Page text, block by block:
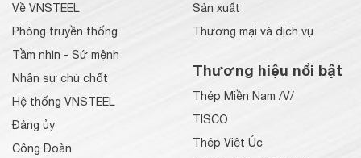
Về VNSTEEL
Phòng truyền thống
Tầm nhìn - Sứ mệnh
Nhân sự chủ chốt
Hệ thống VNSTEEL
Đảng ủy
Công Đoàn
Sản xuất
Thương mại và dịch vụ
Thương hiệu nổi bật
Thép Miền Nam /V/
TISCO
Thép Việt Úc